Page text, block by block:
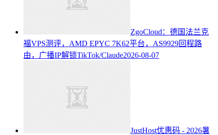
ZgoCloud：德国法兰克
福VPS测评，AMD EPYC 7K62平台，AS9929回程路
由，广播IP解锁TikTok/Claude2026-08-07
JustHost优惠码 - 2026暑